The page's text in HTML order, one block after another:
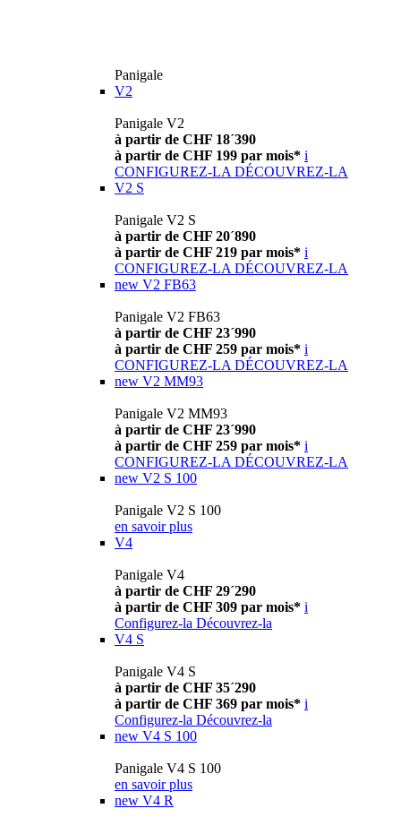
Panigale
V2
Panigale V2
à partir de CHF 18´390
à partir de CHF 199 par mois* i
CONFIGUREZ-LA DÉCOUVREZ-LA
V2 S
Panigale V2 S
à partir de CHF 20´890
à partir de CHF 219 par mois* i
CONFIGUREZ-LA DÉCOUVREZ-LA
new V2 FB63
Panigale V2 FB63
à partir de CHF 23´990
à partir de CHF 259 par mois* i
CONFIGUREZ-LA DÉCOUVREZ-LA
new V2 MM93
Panigale V2 MM93
à partir de CHF 23´990
à partir de CHF 259 par mois* i
CONFIGUREZ-LA DÉCOUVREZ-LA
new V2 S 100
Panigale V2 S 100
en savoir plus
V4
Panigale V4
à partir de CHF 29´290
à partir de CHF 309 par mois* i
Configurez-la Découvrez-la
V4 S
Panigale V4 S
à partir de CHF 35´290
à partir de CHF 369 par mois* i
Configurez-la Découvrez-la
new V4 S 100
Panigale V4 S 100
en savoir plus
new V4 R